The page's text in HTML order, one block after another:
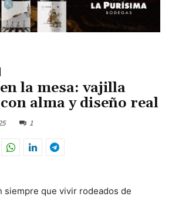
la mesa: vajilla
alma y diseño real
1
siempre que vivir rodeados de